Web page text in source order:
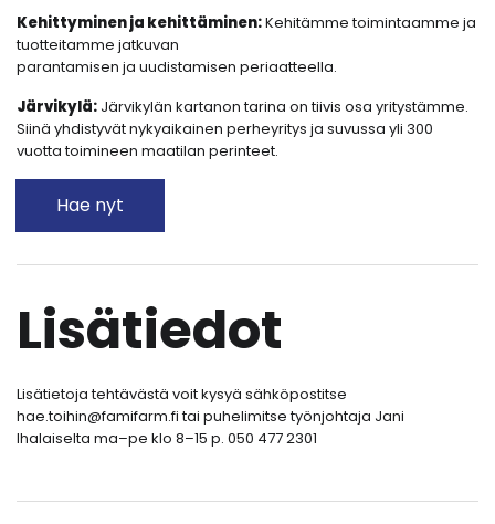
Kehittyminen ja kehittäminen:Kehitämme toimintaamme ja
tuotteitamme jatkuvan
parantamisen ja uudistamisen periaatteella.
Järvikylä: Järvikylän kartanon tarina on tiivis osa yritystämme.
Siinä yhdistyvät nykyaikainen perheyritys ja suvussa yli 300
vuotta toimineen maatilan perinteet.
Hae nyt
Lisätiedot
Lisätietoja tehtävästä voit kysyä sähköpostitse
hae.toihin@famifarm.fi tai puhelimitse työnjohtaja Jani
Ihalaiselta ma–pe klo 8–15 p. 050 477 2301